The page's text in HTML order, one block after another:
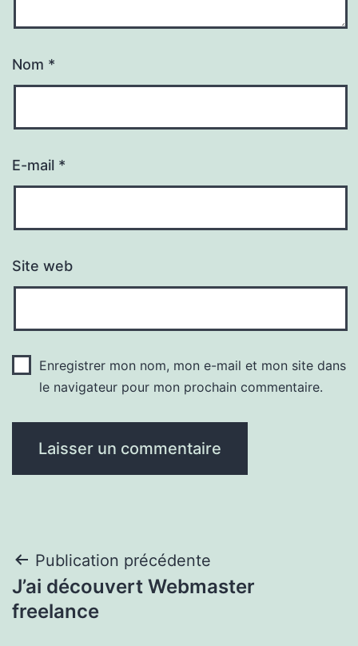
Nom *
E-mail *
Site web
Enregistrer mon nom, mon e-mail et mon site dans
le navigateur pour mon prochain commentaire.
Navigation
de
Publication précédente
J’ai découvert Webmaster
freelance